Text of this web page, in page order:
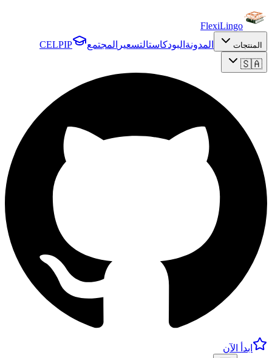
FlexiLingo
المنتجات المدونة البودكاستالتسعير المجتمع CELPIP
🇸🇦
ابدأ الآن